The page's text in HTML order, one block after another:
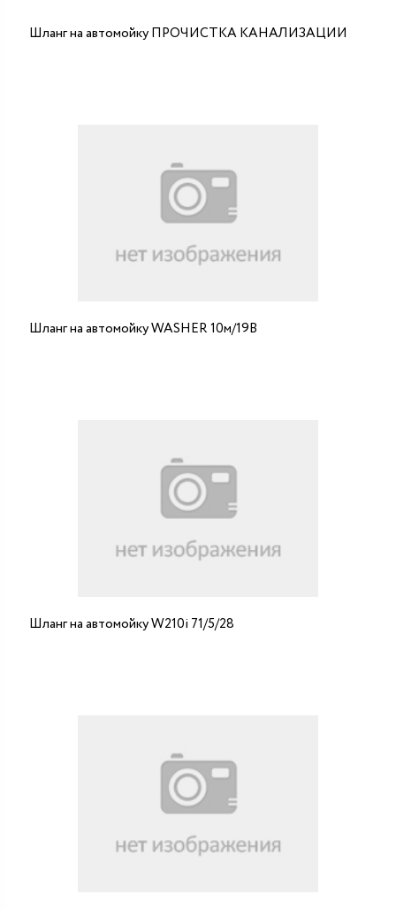
Шланг на автомойку ПРОЧИСТКА КАНАЛИЗАЦИИ
Шланг на автомойку WASHER 10м/19B
Шланг на автомойку W210i 71/5/28